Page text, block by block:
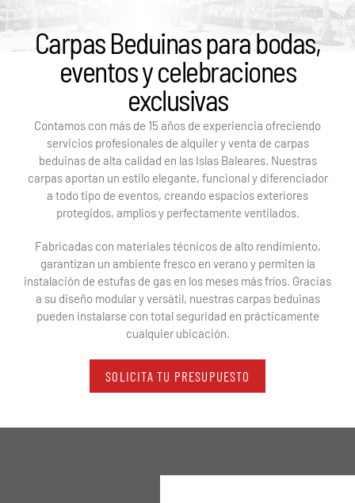
Carpas Beduinas para bodas,
eventos y celebraciones
exclusivas
Contamos con más de 15 años de experiencia ofreciendo
servicios profesionales de alquiler y venta de carpas
beduinas de alta calidad en las Islas Baleares. Nuestras
carpas aportan un estilo elegante, funcional y diferenciador
a todo tipo de eventos, creando espacios exteriores
protegidos, amplios y perfectamente ventilados.
Fabricadas con materiales técnicos de alto rendimiento,
garantizan un ambiente fresco en verano y permiten la
instalación de estufas de gas en los meses más fríos. Gracias
a su diseño modular y versátil, nuestras carpas beduinas
pueden instalarse con total seguridad en prácticamente
cualquier ubicación.
SOLICITA TU PRESUPUESTO